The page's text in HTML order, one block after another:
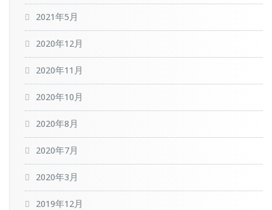
2021年5月
2020年12月
2020年11月
2020年10月
2020年8月
2020年7月
2020年3月
2019年12月